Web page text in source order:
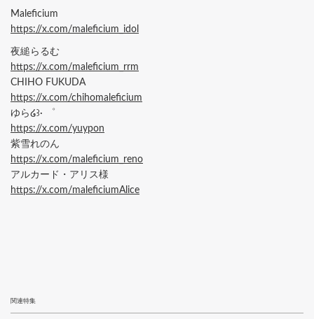
Maleficium
https://x.com/maleficium_idol
夜縋らるむ
https://x.com/maleficium_rrm
CHIHO FUKUDA
https://x.com/chihomaleficium
ゆら໒꒱· ゜
https://x.com/yuypon
紫雪れのん
https://x.com/maleficium_reno
アルカード・アリス様
https://x.com/maleficiumAlice
関連特集